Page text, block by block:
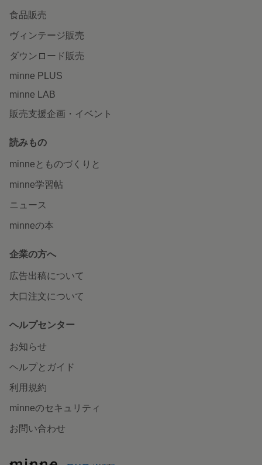
食品販売
ヴィンテージ販売
ダウンロード販売
minne PLUS
minne LAB
販売支援企画・イベント
読みもの
minneとものづくりと
minne学習帖
ニュース
minneの本
企業の方へ
広告出稿について
大口注文について
ヘルプセンター
お知らせ
ヘルプとガイド
利用規約
minneのセキュリティ
お問い合わせ